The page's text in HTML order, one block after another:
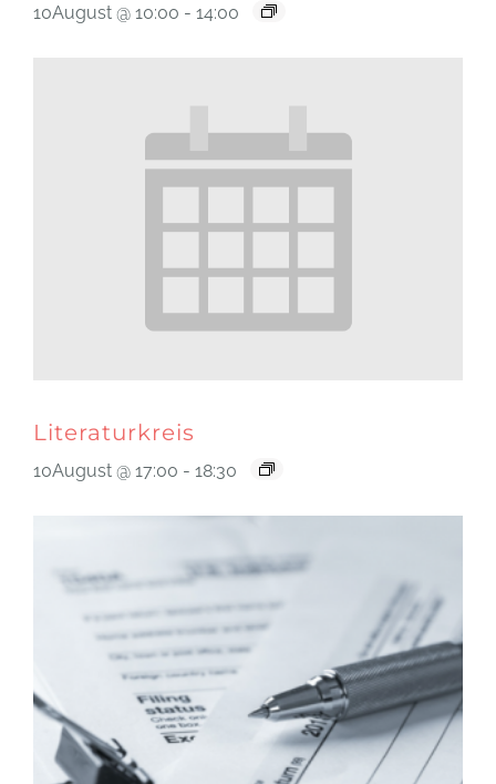
10August @ 10:00 - 14:00
Literaturkreis
10August @ 17:00 - 18:30